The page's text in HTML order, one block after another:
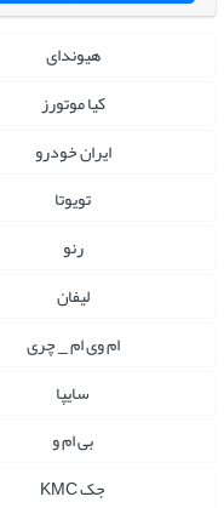
هیوندای
کیا موتورز
ایران خودرو
تویوتا
رنو
لیفان
ام وی ام _ چری
سایپا
بی ام و
جک KMC